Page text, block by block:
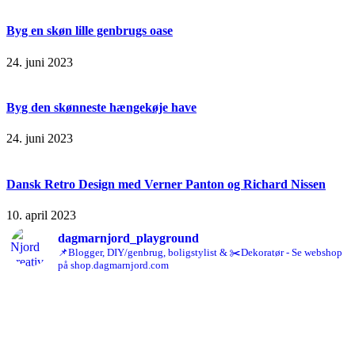
Byg en skøn lille genbrugs oase
24. juni 2023
Byg den skønneste hængekøje have
24. juni 2023
Dansk Retro Design med Verner Panton og Richard Nissen
10. april 2023
dagmarnjord_playground
📌Blogger, DIY/genbrug, boligstylist & ✂️Dekoratør - Se webshop
på shop.dagmarnjord.com